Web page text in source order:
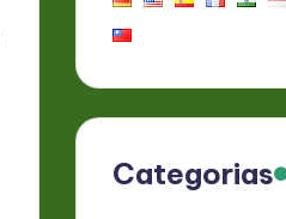
Categorias